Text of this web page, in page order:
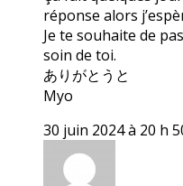
réponse alors
Je te souhaite de
soin de toi.
ありがとうと
Myo
30 juin 2024 à 20 h